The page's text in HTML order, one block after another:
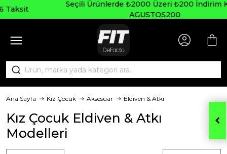
Seçili Ürünlerde ₺2000 Üzeri ₺200 İndirim Kodu:
AGUSTOS200
Ana Sayfa Kız Çocuk Aksesuar Eldiven & Atkı
Kız Çocuk Eldiven & Atkı
Modelleri